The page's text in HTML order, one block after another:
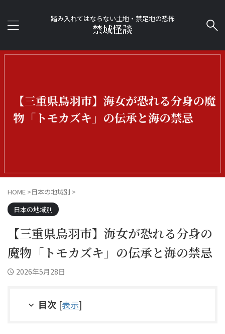
踏み入れてはならない土地・禁足地の恐怖
禁域怪談
HOME >日本の地域別 >
日本の地域別
【三重県鳥羽市】海女が恐れる分身の
魔物「トモカズキ」の伝承と海の禁忌
2026年5月28日
目次 [表示]